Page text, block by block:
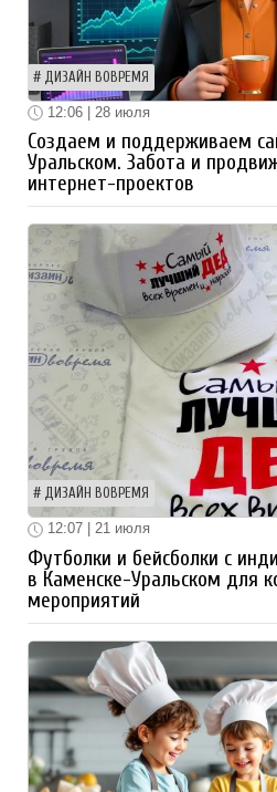
ДИЗАЙН ВОВРЕМЯ
12:06 | 28 июля
Создаем и поддерживаем
Уральском. Забота и
интернет-проектов
ДИЗАЙН ВОВРЕМЯ
12:07 | 21 июля
Футболки и бейсболки с
в Каменске-Уральском для
мероприятий